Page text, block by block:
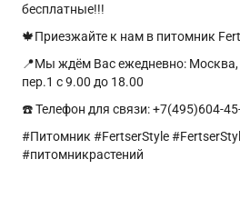
бесплатные!!!
🍁Приезжайте к нам в питомник
📍Мы ждём Вас ежедневно:
пер.1 с 9.00 до 18.00
☎️ Телефон для связи: +7(495)604-
#Питомник #FertserStyle
#питомникрастений